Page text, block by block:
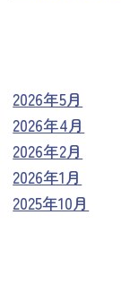
2026年5月
2026年4月
2026年2月
2026年1月
2025年10月